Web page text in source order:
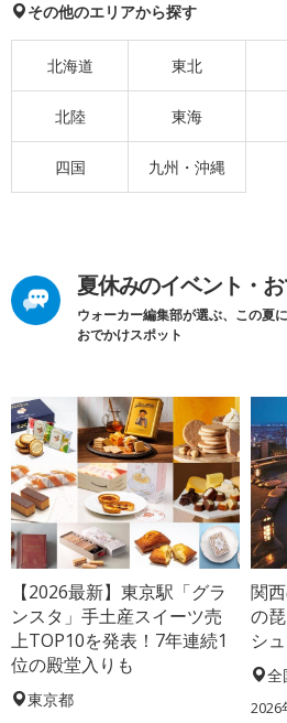
その他のエリアから探す
北海道 東北
北陸 東海
四国 九州・沖縄
夏休みのイベント・
ウォーカー編集部が選ぶ、この夏
おでかけスポット
【2026最新】東京駅「グラ
ンスタ」手土産スイーツ売
上TOP10を発表！7年連続1
位の殿堂入りも
東京都
関
の
シ
全
2026